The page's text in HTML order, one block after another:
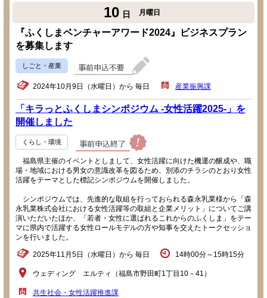
10 日 月曜日
『ふくしまベンチャーアワード2024』ビジネスプラン
を募集します
しごと・産業
2024年10月9日（水曜日）から 毎日 産業振興課
「キラっとふくしまシンポジウム -女性活躍2025-」を
開催しました
くらし・環境
福島県主催のイベントとしまして、女性活躍に向けた機運の醸成や、職
場・地域における男女の意識改革を図るため、別添のチラシのとおり女性
活躍をテーマとした標記シンポジウムを開催しました。
シンポジウムでは、先進的な取組を行っておられる森永乳業様から「森
永乳業株式会社における女性活躍等の取組と企業メリット」についてご講
演いただいたほか、「若者・女性に選ばれるこれからのふくしま」をテー
マに県内で活躍する女性ロールモデルの方や知事を交えたトークセッショ
ンを行いました。
2025年11月5日（水曜日）から 毎日 14時00分～15時15分
ウェディング エルティ（福島市野田町1丁目10－41）
共生社会・女性活躍推進課